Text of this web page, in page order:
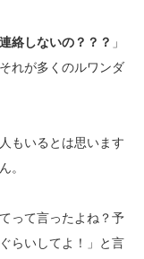
絡しないの？？？ 」
れが多くのルワンダ
もいるとは思います
。
って言ったよね？予
らいしてよ！」と言